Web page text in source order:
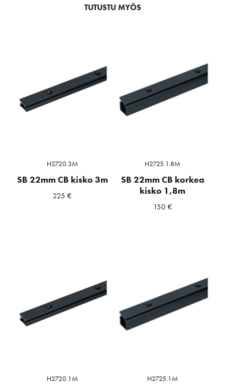
TUTUSTU MYÖS
H2720.3M
SB 22mm CB kisko 3m
225€
H2725.1.8M
SB 22mm CB korkea
kisko 1,8m
150 €
H2720.1M H2725.1M